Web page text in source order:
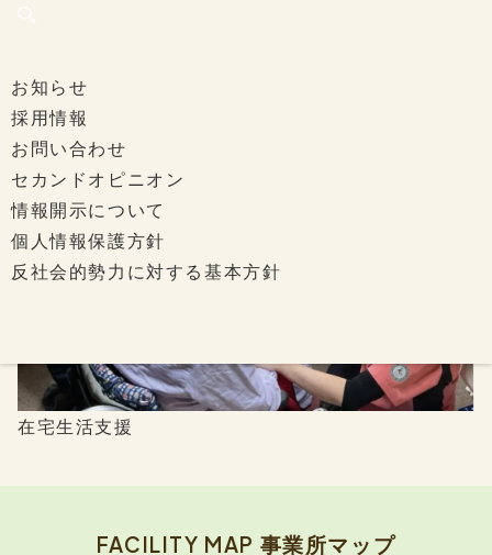
お知らせ
採用情報
お問い合わせ
セカンドオピニオン
情報開示について
個人情報保護方針
反社会的勢力に対する基本方針
介護療養型老人保健施設
在宅生活支援
FACILITY MAP 事業所マップ